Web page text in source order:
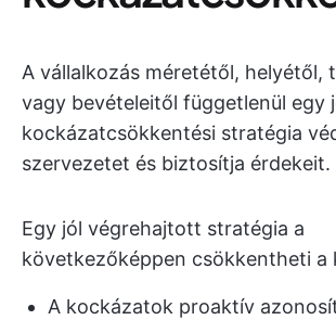
A vállalkozás méretétől, helyétől,
vagy bevételeitől függetlenül egy
kockázatcsökkentési stratégia
szervezetet és biztosítja érdekeit.
Egy jól végrehajtott stratégia a
következőképpen csökkentheti a
A kockázatok proaktív